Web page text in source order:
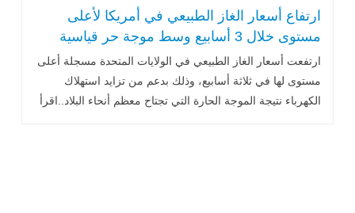
ارتفاع أسعار الغاز الطبيعي في أمريكا لأعلى
مستوى خلال 3 أسابيع وسط موجة حر قياسية
ارتفعت أسعار الغاز الطبيعي في الولايات المتحدة مسجلة أعلى
مستوى لها في ثلاثة أسابيع، وذلك بدعم من تزايد استهلاك
الكهرباء نتيجة الموجة الحارة التي تجتاح معظم أنحاء البلاد..اقرأ